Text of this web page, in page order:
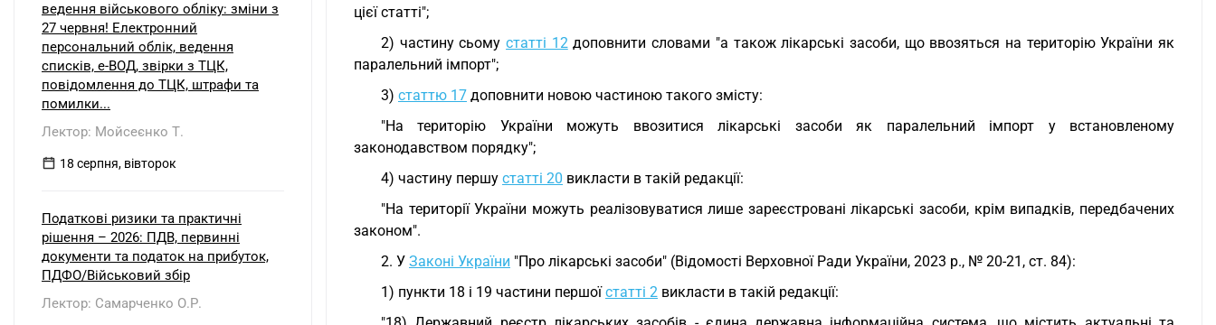
цієї статті";
2) частину сьомустатті 12доповнити словами "а також лікарські засоби, що ввозяться на територію України як
паралельний імпорт";
3) статтю 17 доповнити новою частиною такого змісту:
"На територію України можуть ввозитися лікарські засоби як паралельний імпорт у встановленому
законодавством порядку";
4) частину першу статті 20 викласти в такій редакції:
"На території України можуть реалізовуватися лише зареєстровані лікарські засоби, крім випадків, передбачених
законом".
2. У Законі України "Про лікарські засоби" (Відомості Верховної Ради України, 2023 р., № 20-21, ст. 84):
1) пункти 18 і 19 частини першоїстатті 2 викласти в такій редакції:
ведення військового обліку: зміни з
27 червня! Електронний
персональний облік, ведення
списків, е-ВОД, звірки з ТЦК,
повідомлення до ТЦК, штрафи та
помилки...
Лектор: Мойсеєнко Т.
18 серпня, вівторок
Податкові ризики та практичні
рішення – 2026: ПДВ, первинні
документи та податок на прибуток,
ПДФО/Військовий збір
Лектор: Самарченко О.Р.